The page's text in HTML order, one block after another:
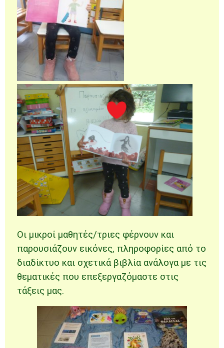
Οι μικροί μαθητές/τριες φέρνουν και
παρουσιάζουν εικόνες, πληροφορίες από το
διαδίκτυο και σχετικά βιβλία ανάλογα με τις
θεματικές που επεξεργαζόμαστε στις
τάξεις μας.